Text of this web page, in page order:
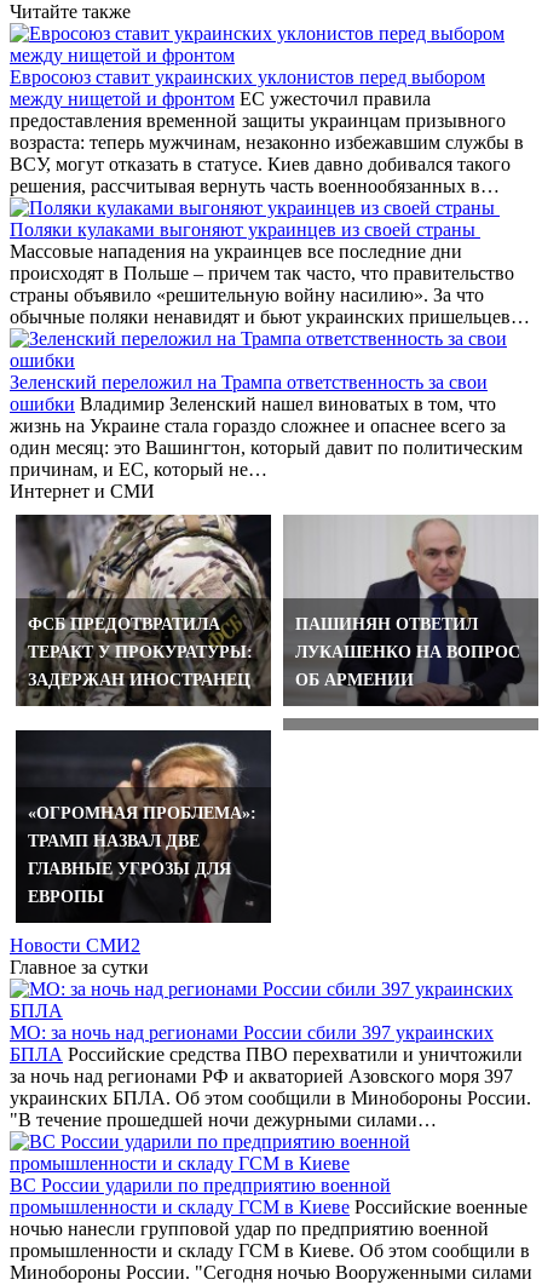
Читайте также
Евросоюз ставит украинских уклонистов перед выбором
между нищетой и фронтом ЕС ужесточил правила
предоставления временной защиты украинцам призывного
возраста: теперь мужчинам, незаконно избежавшим службы в
ВСУ, могут отказать в статусе. Киев давно добивался такого
решения, рассчитывая вернуть часть военнообязанных в…
Поляки кулаками выгоняют украинцев из своей страны
Массовые нападения на украинцев все последние дни
происходят в Польше – причем так часто, что правительство
страны объявило «решительную войну насилию». За что
обычные поляки ненавидят и бьют украинских пришельцев…
Зеленский переложил на Трампа ответственность за свои
ошибки Владимир Зеленский нашел виноватых в том, что
жизнь на Украине стала гораздо сложнее и опаснее всего за
один месяц: это Вашингтон, который давит по политическим
причинам, и ЕС, который не…
Интернет и СМИ
ФСБ ПРЕДОТВРАТИЛА
ТЕРАКТ У ПРОКУРАТУРЫ:
ЗАДЕРЖАН ИНОСТРАНЕЦ
ПАШИНЯН ОТВЕТИЛ
ЛУКАШЕНКО НА ВОПРОС
ОБ АРМЕНИИ
«ОГРОМНАЯ ПРОБЛЕМА»:
ТРАМП НАЗВАЛ ДВЕ
ГЛАВНЫЕ УГРОЗЫ ДЛЯ
ЕВРОПЫ
АЛЬПИНИСТ НАЗВАЛ
ПРИЧИНУ ГИБЕЛИ
ТУРИСТОВ НА ЭЛЬБРУСЕ
Новости СМИ2
Главное за сутки
МО: за ночь над регионами России сбили 397 украинских
БПЛА Российские средства ПВО перехватили и уничтожили
за ночь над регионами РФ и акваторией Азовского моря 397
украинских БПЛА. Об этом сообщили в Минобороны России.
"В течение прошедшей ночи дежурными силами…
ВС России ударили по предприятию военной
промышленности и складу ГСМ в Киеве Российские военные
ночью нанесли групповой удар по предприятию военной
промышленности и складу ГСМ в Киеве. Об этом сообщили в
Минобороны России. "Сегодня ночью Вооруженными силами